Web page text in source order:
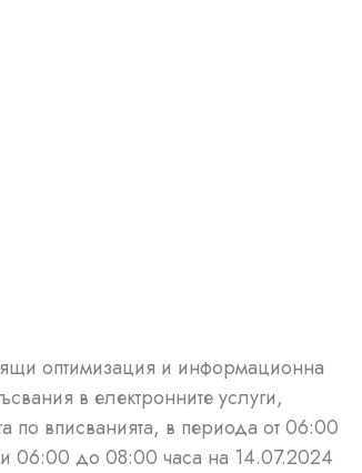
оптимизация и информационна
в електронните услуги,
по вписванията, в периода от 06:00
06:00 до 08:00 часа на 14.07.2024